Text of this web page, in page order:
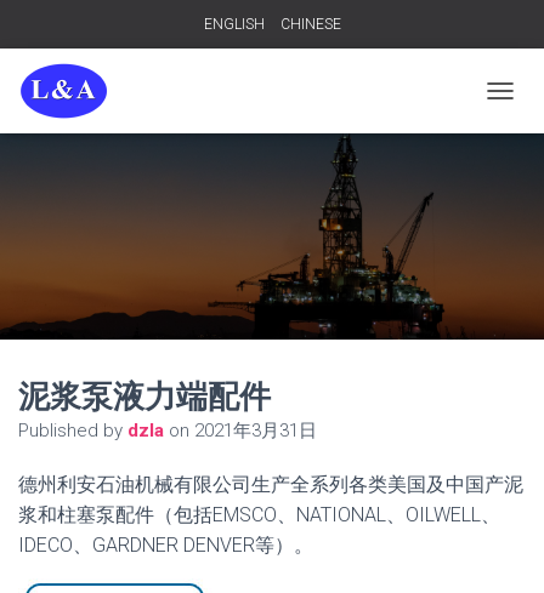
ENGLISH CHINESE
泥浆泵液力端配件
Published by dzla on 2021年3月31日
德州利安石油机械有限公司生产全系列各类美国及中国产泥
浆和柱塞泵配件（包括EMSCO、NATIONAL、OILWELL、
IDECO、GARDNER DENVER等）。